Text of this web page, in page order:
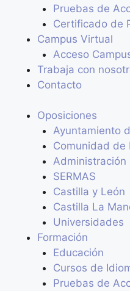
Pruebas de
Certificado de
Campus Virtual
Acceso
Trabaja con
Contacto
Oposiciones
Ayuntamiento
Comunidad de
Administración
SERMAS
Castilla y León
Castilla La
Universidades
Formación
Educación
Cursos de
Pruebas de